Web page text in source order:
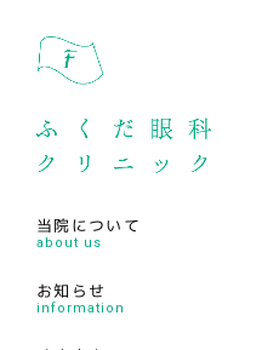
当院について
about us
お知らせ
information